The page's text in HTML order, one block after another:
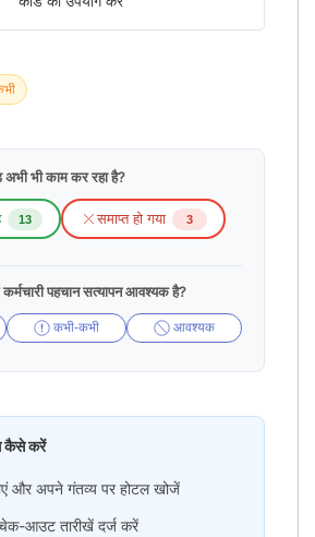
अभी भी काम कर रहा है?
13 समाप्त हो गया 3
पहचान सत्यापन आवश्यक है?
कभी-कभी आवश्यक
कैसे करें
और अपने गंतव्य पर होटल खोजें
आउट तारीखें दर्ज करें